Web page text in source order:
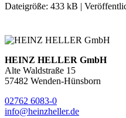
Dateigröße: 433 kB |
HEINZ HELLER GmbH
Alte Waldstraße 15
57482 Wenden-Hünsborn
02762 6083-0
info@heinzheller.de